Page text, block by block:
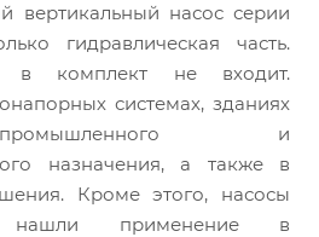
вертикальный насос серии
гидравлическая часть.
в комплект не входит.
системах, зданиях
и
назначения, а также в
Кроме этого, насосы
применение в